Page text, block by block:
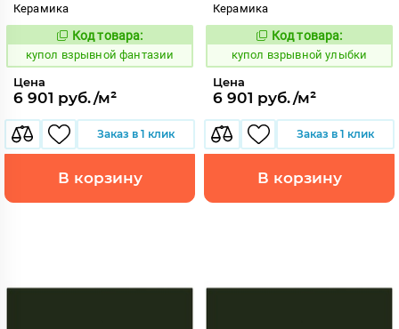
Керамика
845612
Код товара:
купол взрывной фантазии
Цена
6 901 руб./м²
Заказ в 1 клик
В корзину
Керамика
845611
Код товара:
купол взрывной улыбки
Цена
6 901 руб./м²
Заказ в 1 клик
В корзину